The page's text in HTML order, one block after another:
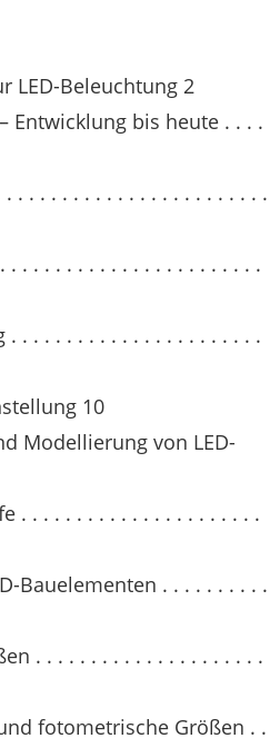
LED-Beleuchtung 2
Entwicklung bis heute . . . .
. . . . . . . . . . . . . . . . . . . . . . .
. . . . . . . . . . . . . . . . . . . . . .
. . . . . . . . . . . . . . . . . . . . . .
10
Modellierung von LED-
. . . . . . . . . . . . . . . . . . . . . .
Bauelementen . . . . . . . . . .
. . . . . . . . . . . . . . . . . . . . .
fotometrische Größen . .